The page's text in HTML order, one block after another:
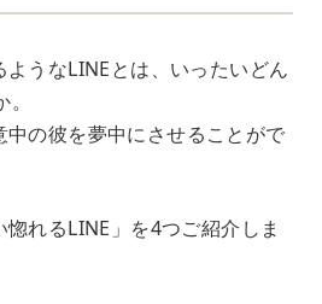
うなLINEとは、いったいどん
の彼を夢中にさせることがで
れるLINE」を4つご紹介しま